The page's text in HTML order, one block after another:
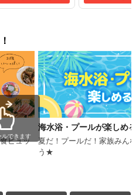
ビュッ
海水浴・プールが楽しめ
夏だ！プールだ！家族みん
う★
ルできます